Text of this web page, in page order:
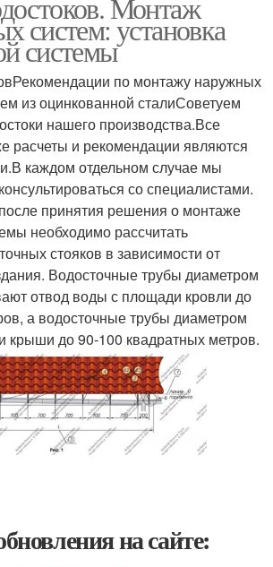
Монтаж
систем: установка
системы
по монтажу наружных
из оцинкованной сталиСоветуем
нашего производства.Все
расчеты и рекомендации являются
каждом отдельном случае мы
со специалистами.
принятия решения о монтаже
необходимо рассчитать
стояков в зависимости от
Водосточные трубы диаметром
отвод воды с площади кровли до
а водосточные трубы диаметром
крыши до 90-100 квадратных метров.
на сайте: